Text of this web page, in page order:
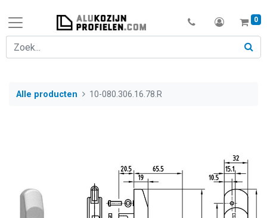
0
Alle producten 10-080.306.16.78.R